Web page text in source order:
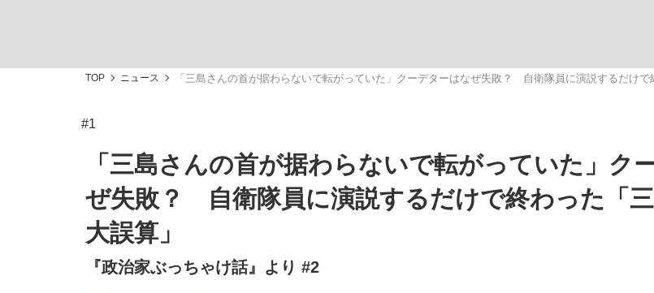
TOP ニュース 「三島さんの首が据わらないで転がっていた」クーデターはなぜ失敗？ 自衛隊員に演説するだけで
#1
「三島さんの首が据わらないで転がっていた」ク
ぜ失敗？ 自衛隊員に演説するだけで終わった「
大誤算」
『政治家ぶっちゃけ話』より #2